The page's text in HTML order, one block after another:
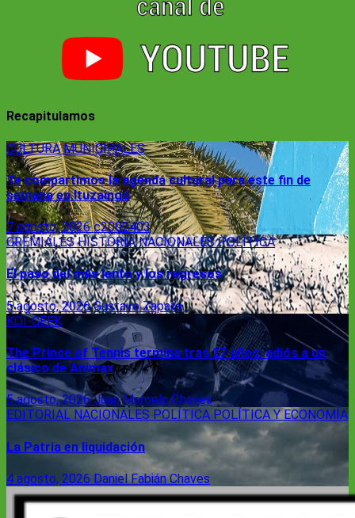
Recapitulamos
CULTURAMUNICIPALES
Te compartimos la agenda cultural para este fin de
semana en Ituzaingó
7 agosto, 2026c2002403
GREMIALESHISTORIANACIONALESPOLÍTICA
El paso del más lento y los regresos
5 agosto, 2026Gustavo Zapata
KOI-GEEK
The Prince of Tennis termina tras 27 años: adiós a un
clásico de Animax
5 agosto, 2026Juan Marcelo Chaves
EDITORIAL NACIONALES POLÍTICA POLÍTICA Y ECONOMÍA
La Patria en liquidación
4 agosto, 2026 Daniel Fabián Chaves